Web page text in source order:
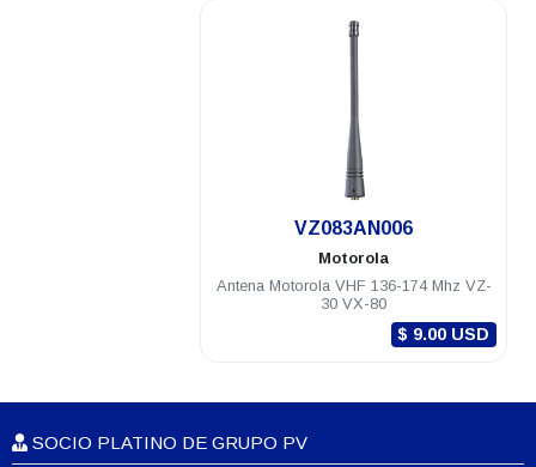
VZ083AN006
Motorola
Antena Motorola VHF 136-174 Mhz VZ-
30 VX-80
$ 9.00 USD
SOCIO PLATINO DE GRUPO PV